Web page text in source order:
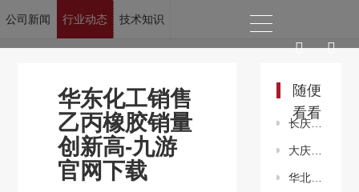
公司新闻 行业动态 技术知识
华东化工销售
乙丙橡胶销量
创新高-九游
官网下载
随便
看看
长庆合水油田加速致密油效益开发
大庆钻探：生产经营指标“箭头向上”
华北油田吉兰泰油田创新驱动老油田高效开发